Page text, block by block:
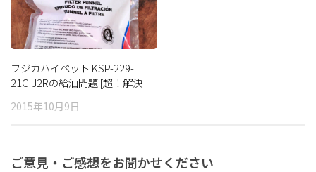
フジカハイペット KSP-229-
21C-J2Rの給油問題 [超！解決
2015年10月9日
ご意見・ご感想をお聞かせください